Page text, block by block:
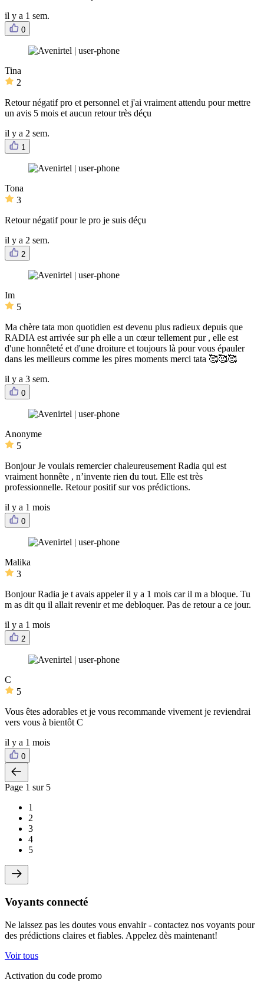
il y a 1 sem.
0
Tina
2
Retour négatif pro et personnel et j'ai vraiment attendu pour mettre
un avis 5 mois et aucun retour très déçu
il y a 2 sem.
1
Tona
3
Retour négatif pour le pro je suis déçu
il y a 2 sem.
2
Im
5
Ma chère tata mon quotidien est devenu plus radieux depuis que
RADIA est arrivée sur ph elle a un cœur tellement pur , elle est
d'une honnêteté et d'une droiture et toujours là pour vous épauler
dans les meilleurs comme les pires moments merci tata 🥰🥰🥰
il y a 3 sem.
0
Anonyme
5
Bonjour Je voulais remercier chaleureusement Radia qui est
vraiment honnête , n’invente rien du tout. Elle est très
professionnelle. Retour positif sur vos prédictions.
il y a 1 mois
0
Malika
3
Bonjour Radia je t avais appeler il y a 1 mois car il m a bloque. Tu
m as dit qu il allait revenir et me debloquer. Pas de retour a ce jour.
il y a 1 mois
2
C
5
Vous êtes adorables et je vous recommande vivement je reviendrai
vers vous à bientôt C
il y a 1 mois
0
Page 1 sur 5
1
2
3
4
5
Voyants connecté
Ne laissez pas les doutes vous envahir - contactez nos voyants pour
des prédictions claires et fiables. Appelez dès maintenant!
Voir tous
Activation du code promo